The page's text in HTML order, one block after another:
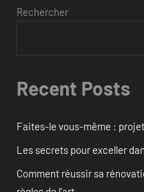
Rechercher
Recent Posts
Faites-le vous-même :
Les secrets pour exceller
Comment réussir sa